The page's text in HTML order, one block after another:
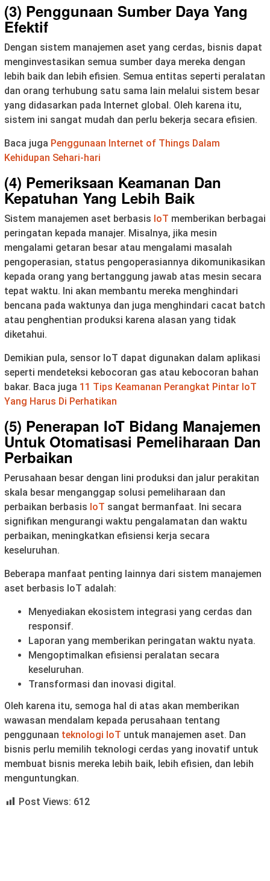
(3) Penggunaan Sumber Daya Yang
Efektif
Dengan sistem manajemen aset yang cerdas, bisnis dapat
menginvestasikan semua sumber daya mereka dengan
lebih baik dan lebih efisien. Semua entitas seperti peralatan
dan orang terhubung satu sama lain melalui sistem besar
yang didasarkan pada Internet global. Oleh karena itu,
sistem ini sangat mudah dan perlu bekerja secara efisien.
Baca juga Penggunaan Internet of Things Dalam
Kehidupan Sehari-hari
(4) Pemeriksaan Keamanan Dan
Kepatuhan Yang Lebih Baik
Sistem manajemen aset berbasis IoT memberikan berbagai
peringatan kepada manajer. Misalnya, jika mesin
mengalami getaran besar atau mengalami masalah
pengoperasian, status pengoperasiannya dikomunikasikan
kepada orang yang bertanggung jawab atas mesin secara
tepat waktu. Ini akan membantu mereka menghindari
bencana pada waktunya dan juga menghindari cacat batch
atau penghentian produksi karena alasan yang tidak
diketahui.
Demikian pula, sensor IoT dapat digunakan dalam aplikasi
seperti mendeteksi kebocoran gas atau kebocoran bahan
bakar. Baca juga 11 Tips Keamanan Perangkat Pintar IoT
Yang Harus Di Perhatikan
(5) Penerapan IoT Bidang Manajemen
Untuk Otomatisasi Pemeliharaan Dan
Perbaikan
Perusahaan besar dengan lini produksi dan jalur perakitan
skala besar menganggap solusi pemeliharaan dan
perbaikan berbasis IoT sangat bermanfaat. Ini secara
signifikan mengurangi waktu pengalamatan dan waktu
perbaikan, meningkatkan efisiensi kerja secara
keseluruhan.
Beberapa manfaat penting lainnya dari sistem manajemen
aset berbasis IoT adalah:
Menyediakan ekosistem integrasi yang cerdas dan
responsif.
Laporan yang memberikan peringatan waktu nyata.
Mengoptimalkan efisiensi peralatan secara
keseluruhan.
Transformasi dan inovasi digital.
Oleh karena itu, semoga hal di atas akan memberikan
wawasan mendalam kepada perusahaan tentang
penggunaan teknologi IoT untuk manajemen aset. Dan
bisnis perlu memilih teknologi cerdas yang inovatif untuk
membuat bisnis mereka lebih baik, lebih efisien, dan lebih
menguntungkan.
Post Views: 612